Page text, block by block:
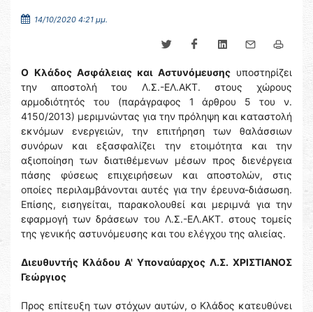
14/10/2020 4:21 μμ.
Ο Κλάδος Ασφάλειας και Αστυνόμευσης υποστηρίζει
την αποστολή του Λ.Σ.-ΕΛ.ΑΚΤ. στους χώρους
αρμοδιότητός του (παράγραφος 1 άρθρου 5 του ν.
4150/2013) μεριμνώντας για την πρόληψη και καταστολή
εκνόμων ενεργειών, την επιτήρηση των θαλάσσιων
συνόρων και εξασφαλίζει την ετοιμότητα και την
αξιοποίηση των διατιθέμενων μέσων προς διενέργεια
πάσης φύσεως επιχειρήσεων και αποστολών, στις
οποίες περιλαμβάνονται αυτές για την έρευνα-διάσωση.
Επίσης, εισηγείται, παρακολουθεί και μεριμνά για την
εφαρμογή των δράσεων του Λ.Σ.-ΕΛ.ΑΚΤ. στους τομείς
της γενικής αστυνόμευσης και του ελέγχου της αλιείας.
Διευθυντής Κλάδου Α' Υποναύαρχος Λ.Σ. ΧΡΙΣΤΙΑΝΟΣ
Γεώργιος
Προς επίτευξη των στόχων αυτών, ο Κλάδος κατευθύνει